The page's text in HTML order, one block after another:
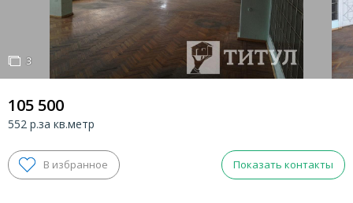
3
3
105 500
552 р.за кв.метр
Показать контакты